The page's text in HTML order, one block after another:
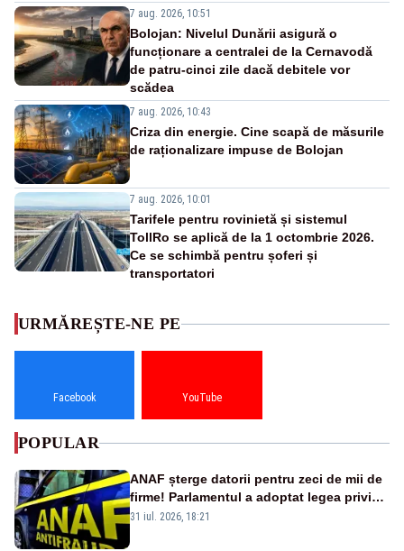
7 aug. 2026, 10:51
Bolojan: Nivelul Dunării asigură o
funcționare a centralei de la Cernavodă
de patru-cinci zile dacă debitele vor
scădea
7 aug. 2026, 10:43
Criza din energie. Cine scapă de măsurile
de raționalizare impuse de Bolojan
7 aug. 2026, 10:01
Tarifele pentru rovinietă și sistemul
TollRo se aplică de la 1 octombrie 2026.
Ce se schimbă pentru șoferi și
transportatori
URMĂREȘTE-NE PE
Facebook YouTube
POPULAR
ANAF șterge datorii pentru zeci de mii de
firme! Parlamentul a adoptat legea privind
amnistia fiscală
31 iul. 2026, 18:21